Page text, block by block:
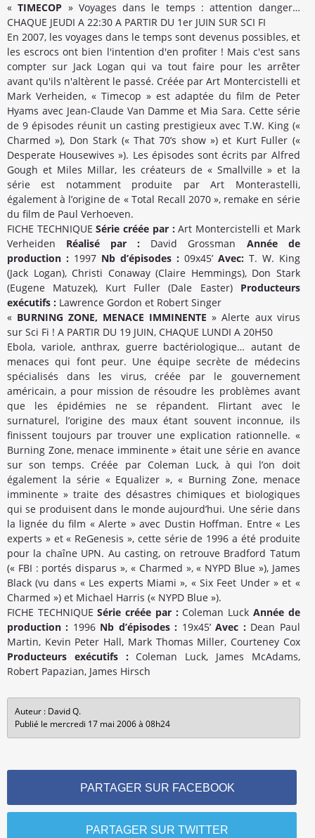
«TIMECOP » Voyages dans le temps : attention danger…
CHAQUE JEUDI A 22:30 A PARTIR DU 1er JUIN SUR SCI FI
En 2007, les voyages dans le temps sont devenus possibles, et
les escrocs ont bien l'intention d'en profiter ! Mais c'est sans
compter sur Jack Logan qui va tout faire pour les arrêter
avant qu'ils n'altèrent le passé. Créée par Art Montercistelli et
Mark Verheiden, « Timecop » est adaptée du film de Peter
Hyams avec Jean-Claude Van Damme et Mia Sara. Cette série
de 9 épisodes réunit un casting prestigieux avec T.W. King («
Charmed »), Don Stark (« That 70’s show ») et Kurt Fuller («
Desperate Housewives »). Les épisodes sont écrits par Alfred
Gough et Miles Millar, les créateurs de « Smallville » et la
série est notamment produite par Art Monterastelli,
également à l’origine de « Total Recall 2070 », remake en série
du film de Paul Verhoeven.
FICHE TECHNIQUESérie créée par : Art Montercistelli et Mark
Verheiden Réalisé par : David Grossman Année de
production : 1997 Nb d’épisodes : 09x45’ Avec: T. W. King
(Jack Logan), Christi Conaway (Claire Hemmings), Don Stark
(Eugene Matuzek), Kurt Fuller (Dale Easter) Producteurs
exécutifs : Lawrence Gordon et Robert Singer
« BURNING ZONE, MENACE IMMINENTE » Alerte aux virus
sur Sci Fi ! A PARTIR DU 19 JUIN, CHAQUE LUNDI A 20H50
Ebola, variole, anthrax, guerre bactériologique… autant de
menaces qui font peur. Une équipe secrète de médecins
spécialisés dans les virus, créée par le gouvernement
américain, a pour mission de résoudre les problèmes avant
que les épidémies ne se répandent. Flirtant avec le
surnaturel, l’origine des maux étant souvent inconnue, ils
finissent toujours par trouver une explication rationnelle. «
Burning Zone, menace imminente » était une série en avance
sur son temps. Créée par Coleman Luck, à qui l’on doit
également la série « Equalizer », « Burning Zone, menace
imminente » traite des désastres chimiques et biologiques
qui se produisent dans le monde aujourd’hui. Une série dans
la lignée du film « Alerte » avec Dustin Hoffman. Entre « Les
experts » et « ReGenesis », cette série de 1996 a été produite
pour la chaîne UPN. Au casting, on retrouve Bradford Tatum
(« FBI : portés disparus », « Charmed », « NYPD Blue »), James
Black (vu dans « Les experts Miami », « Six Feet Under » et «
Charmed ») et Michael Harris (« NYPD Blue »).
FICHE TECHNIQUESérie créée par : Coleman Luck Année de
production : 1996 Nb d’épisodes : 19x45’Avec : Dean Paul
Martin, Kevin Peter Hall, Mark Thomas Miller, Courteney Cox
Producteurs exécutifs : Coleman Luck, James McAdams,
Robert Papazian, James Hirsch
Auteur : David Q.
Publié le mercredi 17 mai 2006 à 08h24
PARTAGER SUR FACEBOOK
PARTAGER SUR TWITTER